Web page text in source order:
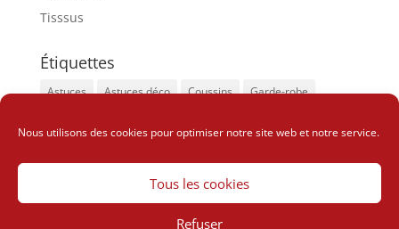
Nous utilisons des cookies pour optimiser notre site web et notre service.
Tous les cookies
Refuser
Tisssus
Étiquettes
Astuces Astuces déco Coussins
Garde-robe